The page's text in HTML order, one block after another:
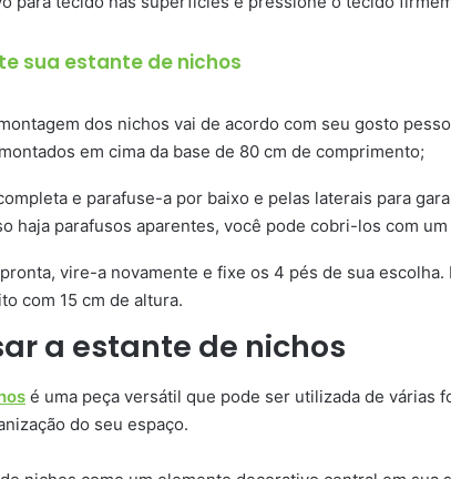
sua estante de nichos
dos nichos vai de acordo com seu gosto
em cima da base de 80 cm de comprimento;
e parafuse-a por baixo e pelas laterais para
haja parafusos aparentes, você pode cobri-los com
vire-a novamente e fixe os 4 pés de sua escolha.
com 15 cm de altura.
a estante de nichos
é uma peça versátil que pode ser utilizada de várias
do seu espaço.